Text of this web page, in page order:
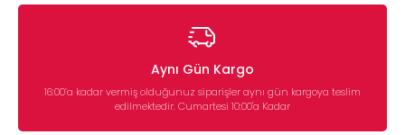
Aynı Gün Kargo
16:00’a kadar vermiş olduğunuz siparişler aynı gün kargoya teslim
edilmektedir. Cumartesi 10:00'a Kadar